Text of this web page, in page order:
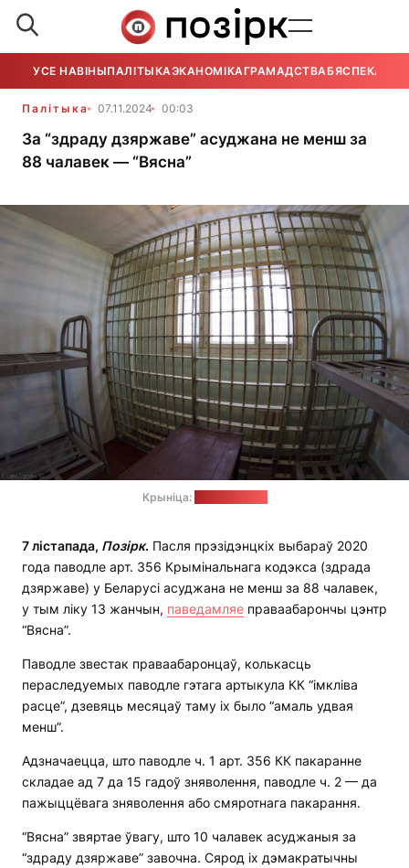
УСЕ НАВІНЫПАЛІТЫКАЭКАНОМІКАГРАМАДСТВАБЯСПЕКА
Палітыка 07.11.2024 00:03
За “здраду дзяржаве” асуджана не менш за
88 чалавек — “Вясна”
Крыніца:
7лістапада, Позірк. Пасля прэзідэнцкіх выбараў 2020
года паводле арт. 356 Крымінальнага кодэкса (здрада
дзяржаве) у Беларусі асуджана не менш за 88 чалавек,
у тым ліку 13 жанчын, паведамляе праваабарончы цэнтр
“Вясна”.
Паводле звестак праваабаронцаў, колькасць
пераследуемых паводле гэтага артыкула КК “імкліва
расце”, дзевяць месяцаў таму іх было “амаль удвая
менш”.
Адзначаецца, што паводле ч. 1 арт. 356 КК пакаранне
складае ад 7 да 15 гадоў зняволення, паводле ч. 2 — да
пажыццёвага зняволення або смяротнага пакарання.
“Вясна” звяртае ўвагу, што 10 чалавек асуджаныя за
“здраду дзяржаве” завочна. Сярод іх дэмакратычны